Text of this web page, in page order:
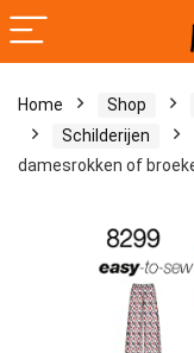
Home Shop
Schilderijen
damesrokken of